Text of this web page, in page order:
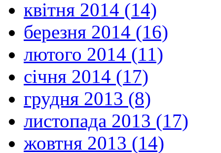
квітня 2014 (14)
березня 2014 (16)
лютого 2014 (11)
січня 2014 (17)
грудня 2013 (8)
листопада 2013 (17)
жовтня 2013 (14)